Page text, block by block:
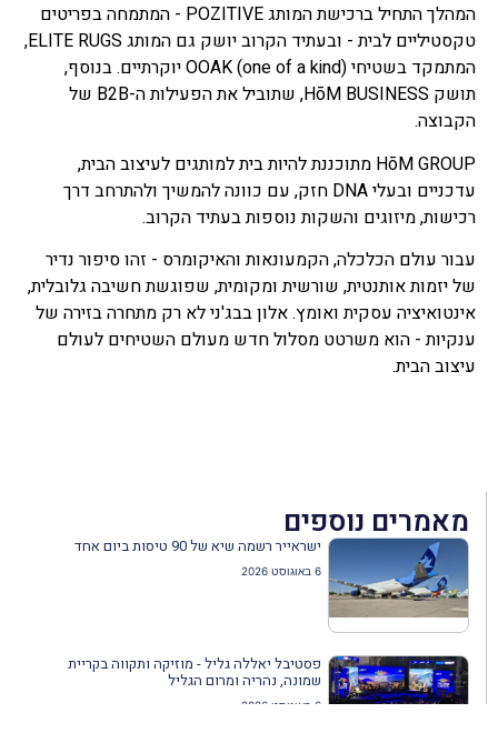
המהלך התחיל ברכישת המותג POZITIVE - המתמחה בפריטים
טקסטיליים לבית - ובעתיד הקרוב יושק גם המותג ELITE RUGS,
המתמקד בשטיחי OOAK (one of a kind) יוקרתיים. בנוסף,
תושק HōM BUSINESS, שתוביל את הפעילות ה-B2B של
הקבוצה.
HōM GROUP מתוכננת להיות בית למותגים לעיצוב הבית,
עדכניים ובעלי DNA חזק, עם כוונה להמשיך ולהתרחב דרך
רכישות, מיזוגים והשקות נוספות בעתיד הקרוב.
עבור עולם הכלכלה, הקמעונאות והאיקומרס - זהו סיפור נדיר
של יזמות אותנטית, שורשית ומקומית, שפוגשת חשיבה גלובלית,
אינטואיציה עסקית ואומץ. אלון בבג'ני לא רק מתחרה בזירה של
ענקיות - הוא משרטט מסלול חדש מעולם השטיחים לעולם
עיצוב הבית.
מאמרים נוספים
ישראייר רשמה שיא של 90 טיסות ביום אחד
6 באוגוסט 2026
פסטיבל יאללה גליל - מוזיקה ותקווה בקריית
שמונה, נהריה ומרום הגליל
6 באוגוסט 2026